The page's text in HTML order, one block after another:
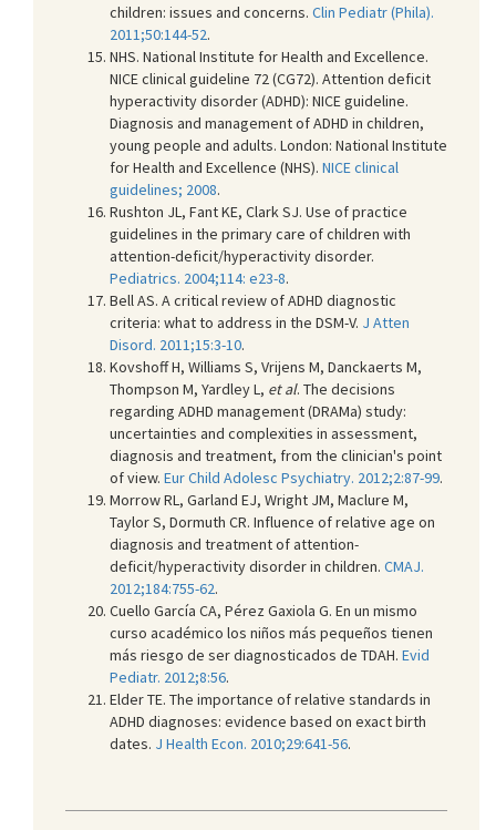
children: issues and concerns. Clin Pediatr (Phila).
2011;50:144-52.
NHS. National Institute for Health and Excellence.
NICE clinical guideline 72 (CG72). Attention deficit
hyperactivity disorder (ADHD): NICE guideline.
Diagnosis and management of ADHD in children,
young people and adults. London: National Institute
for Health and Excellence (NHS). NICE clinical
guidelines; 2008.
Rushton JL, Fant KE, Clark SJ. Use of practice
guidelines in the primary care of children with
attention-deficit/hyperactivity disorder.
Pediatrics. 2004;114: e23-8.
Bell AS. A critical review of ADHD diagnostic
criteria: what to address in the DSM-V. J Atten
Disord. 2011;15:3-10.
Kovshoff H, Williams S, Vrijens M, Danckaerts M,
Thompson M, Yardley L, et al. The decisions
regarding ADHD management (DRAMa) study:
uncertainties and complexities in assessment,
diagnosis and treatment, from the clinician's point
of view. Eur Child Adolesc Psychiatry. 2012;2:87-99.
Morrow RL, Garland EJ, Wright JM, Maclure M,
Taylor S, Dormuth CR. Influence of relative age on
diagnosis and treatment of attention-
deficit/hyperactivity disorder in children. CMAJ.
2012;184:755-62.
Cuello García CA, Pérez Gaxiola G. En un mismo
curso académico los niños más pequeños tienen
más riesgo de ser diagnosticados de TDAH. Evid
Pediatr. 2012;8:56.
Elder TE. The importance of relative standards in
ADHD diagnoses: evidence based on exact birth
dates. J Health Econ. 2010;29:641-56.